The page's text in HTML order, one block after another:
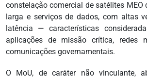
constelação comercial de satélites MEO
larga e serviços de dados, com altas
latência — características
aplicações de missão crítica, redes
comunicações governamentais.
O MoU, de caráter não vinculante,